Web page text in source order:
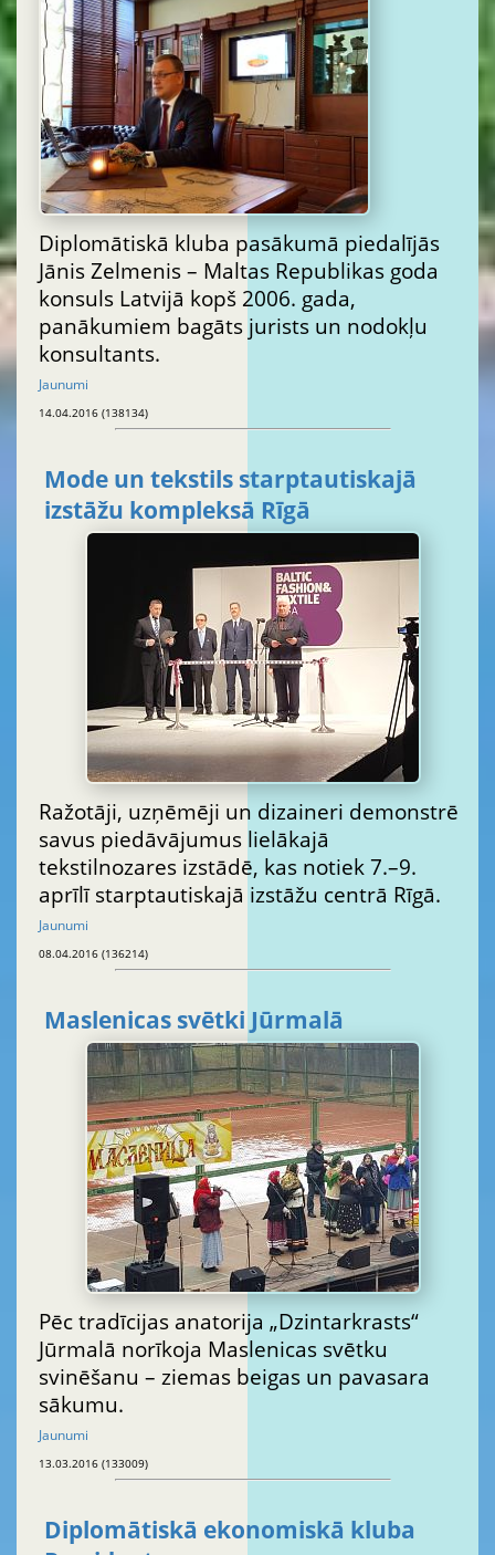
Diplomātiskā kluba pasākumā piedalījās
Jānis Zelmenis – Maltas Republikas goda
konsuls Latvijā kopš 2006. gada,
panākumiem bagāts jurists un nodokļu
konsultants.
Jaunumi
14.04.2016 (138134)
Mode un tekstils starptautiskajā
izstāžu kompleksā Rīgā
Ražotāji, uzņēmēji un dizaineri demonstrē
savus piedāvājumus lielākajā
tekstilnozares izstādē, kas notiek 7.–9.
aprīlī starptautiskajā izstāžu centrā Rīgā.
Jaunumi
08.04.2016 (136214)
Maslenicas svētki Jūrmalā
Pēc tradīcijas anatorija „Dzintarkrasts“
Jūrmalā norīkoja Maslenicas svētku
svinēšanu – ziemas beigas un pavasara
sākumu.
Jaunumi
13.03.2016 (133009)
Diplomātiskā ekonomiskā kluba